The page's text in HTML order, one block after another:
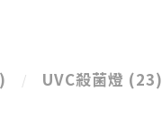
UVC殺菌燈 (23)